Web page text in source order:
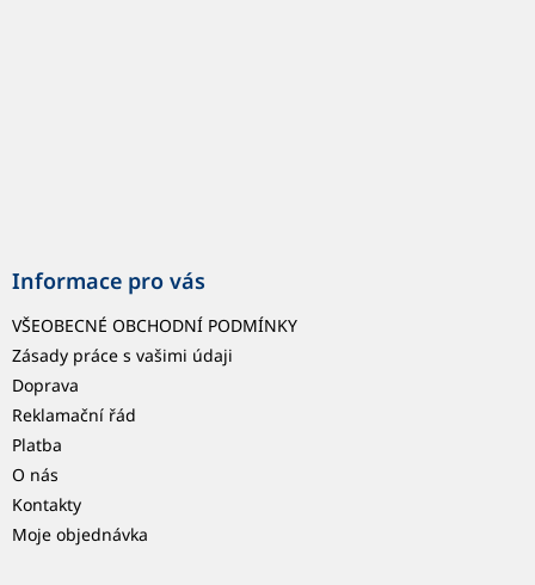
Informace pro vás
VŠEOBECNÉ OBCHODNÍ PODMÍNKY
Zásady práce s vašimi údaji
Doprava
Reklamační řád
Platba
O nás
Kontakty
Moje objednávka